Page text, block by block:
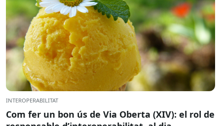
INTEROPERABILITAT
Com fer un bon ús de Via Oberta (XIV): el rol de